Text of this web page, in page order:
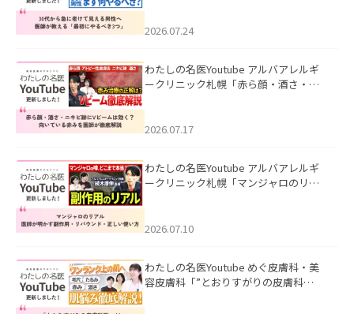
た。
2026.07.24
わたしの名医Youtube アルバアレルギ
ークリニック札幌「赤ら顔・酒さ・ニ
した。
2026.07.17
わたしの名医Youtube アルバアレルギ
ークリニック札幌「マンジャロのリア
た。
2026.07.10
わたしの名医Youtube めぐ皮膚科・美
容皮膚科「”とおりすがりの皮膚科